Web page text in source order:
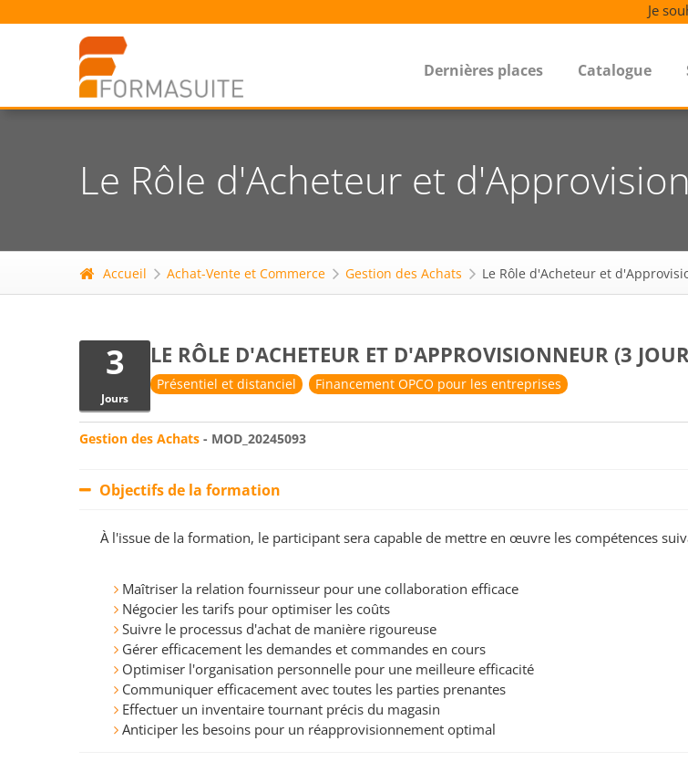
Je
Dernières places Catalogue
Le Rôle d'Acheteur et
Accueil Achat-Vente et Commerce Gestion des Achats Le Rôle d'Acheteur et
3
Jours
LE RÔLE D'ACHETEUR ET D'APPROVISIONNEUR (3
Présentiel et distanciel Financement OPCO pour les entreprises
Gestion des Achats - MOD_20245093
Objectifs de la formation
À l'issue de la formation, le participant sera capable de mettre en œuvre les compétences
Maîtriser la relation fournisseur pour une collaboration efficace
Négocier les tarifs pour optimiser les coûts
Suivre le processus d'achat de manière rigoureuse
Gérer efficacement les demandes et commandes en cours
Optimiser l'organisation personnelle pour une meilleure efficacité
Communiquer efficacement avec toutes les parties prenantes
Effectuer un inventaire tournant précis du magasin
Anticiper les besoins pour un réapprovisionnement optimal